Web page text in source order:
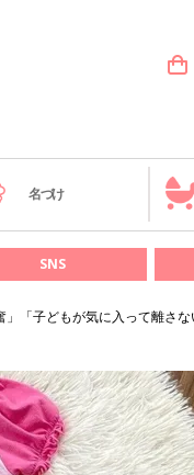
名づけ
SNS
「子どもが気に入って離さ